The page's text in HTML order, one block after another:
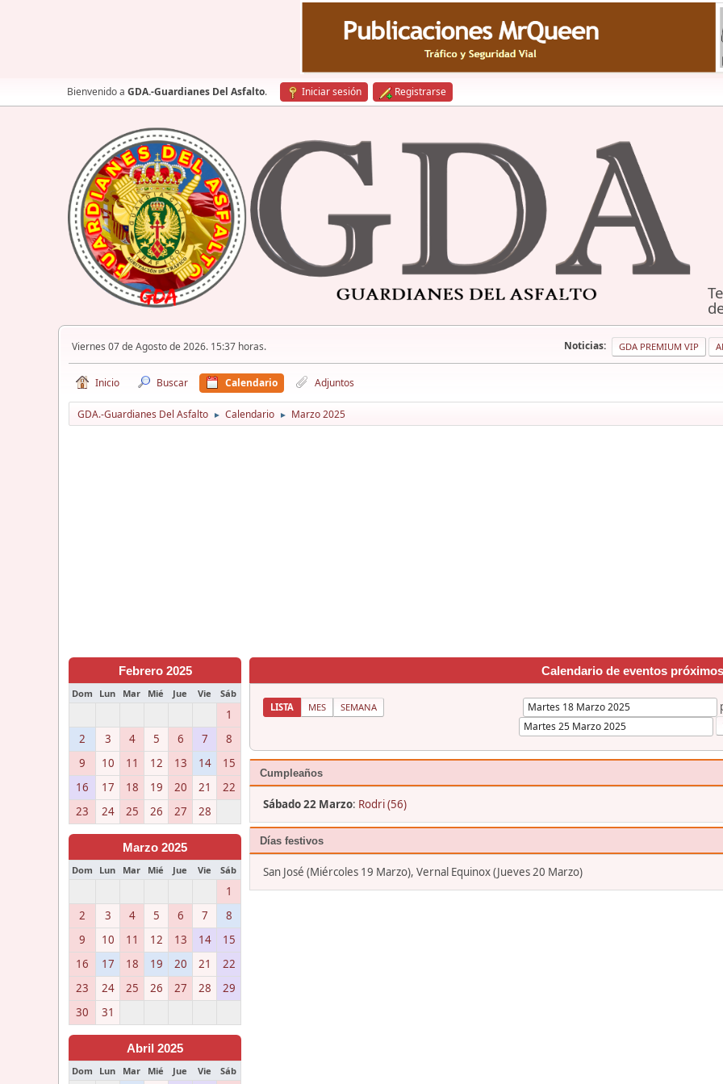
Bienvenido a GDA.-Guardianes Del Asfalto. Iniciar sesión Registrarse
Viernes 07 de Agosto de 2026. 15:37 horas. Noticias: GDA PREMIUM VIP
Inicio Buscar Calendario Adjuntos
GDA.-Guardianes Del Asfalto ► Calendario ► Marzo 2025
Febrero 2025
Dom Lun Mar Mié Jue Vie Sáb
1
2
3 4 5 6 7
8
9
10 11 12 13 14
15
16
17 18 19 20 21
22
23
24 25 26 27 28
Marzo 2025
Dom Lun Mar Mié Jue Vie Sáb
1
2
3 4 5 6 7
8
9
10 11 12 13 14
15
16
17 18 19 20 21
22
23
24 25 26 27 28
29
30
31
Abril 2025
Dom Lun Mar Mié Jue Vie Sáb
Calendario de eventos próximos
LISTA MES SEMANA
Cumpleaños
Sábado 22 Marzo: Rodri (56)
Días festivos
San José (Miércoles 19 Marzo), Vernal Equinox (Jueves 20 Marzo)